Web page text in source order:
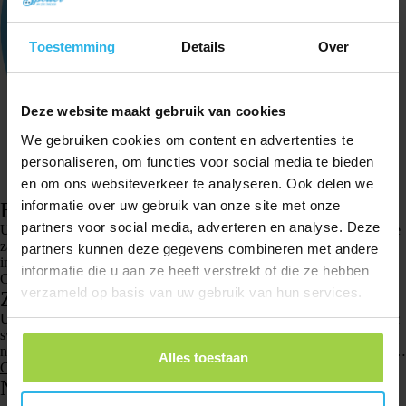
Toestemming Details Over
Deze website maakt gebruik van cookies
We gebruiken cookies om content en advertenties te
personaliseren, om functies voor social media te bieden
en om ons websiteverkeer te analyseren. Ook delen we
informatie over uw gebruik van onze site met onze
partners voor social media, adverteren en analyse. Deze
partners kunnen deze gegevens combineren met andere
informatie die u aan ze heeft verstrekt of die ze hebben
verzameld op basis van uw gebruik van hun services.
Alles toestaan
Brakuje elementu w opakowaniu
Ups, przykro nam, że w Twoim opakowaniu brakuje elementu. Wszystkie
zamówienia są starannie kompletowane, maar helaas is er toch een foutje
ingeslopen. Wypełnij proszę formularz kontaktowy na naszej stronie, a…
Czytaj więcej
Zamówiłem niewłaściwy produkt
Ups, zamówiłeś niewłaściwy produkt? Żaden problem! Możesz anulować
swoje zamówienie, o ile nie zostało jeszcze wysłane. Daj nam jak
najszybciej znać — najlepiej przez czat online lub formularz kontaktowy.
Czy…
Czytaj więcej
Nie otrzymałem potwierdzenia mojego